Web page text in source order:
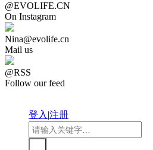
@EVOLIFE.CN
On Instagram
Nina@evolife.cn
Mail us
@RSS
Follow our feed
登入|注册